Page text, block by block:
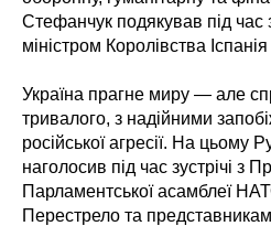
Стефанчук подякував під час
міністром Королівства
Україна прагне миру — але
тривалого, з надійними
російської агресії. На цьому
наголосив під час зустрічі з
Парламентської асамблеї
Перестрело та